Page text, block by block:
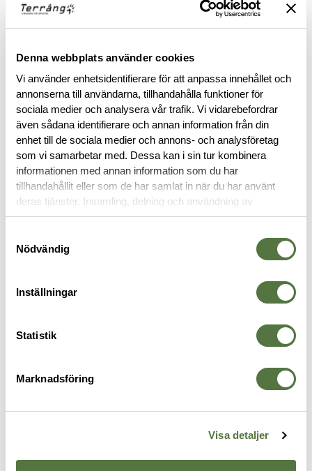
Denna webbplats använder cookies
Vi använder enhetsidentifierare för att anpassa innehållet och
annonserna till användarna, tillhandahålla funktioner för
sociala medier och analysera vår trafik. Vi vidarebefordrar
även sådana identifierare och annan information från din
enhet till de sociala medier och annons- och analysföretag
som vi samarbetar med. Dessa kan i sin tur kombinera
informationen med annan information som du har
tillhandahållit eller som de har samlat in när du har använt
deras tjänster. Insamling, delning och användning av
personuppgifter kan användas för personalisering av
Nödvändig
Inställningar
Statistik
Marknadsföring
Visa detaljer
RECENSIONER
OM VARUMÄRKET
MAGASINFICKOR
VELOCITY SYSTEMS
Placard Multicam
Magazine Pouch Multicam